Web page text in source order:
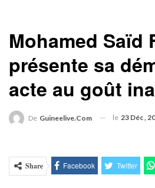
Mohamed Saïd
présente sa
acte au goût
De Guineelive.com le 23 Déc ,
Share Facebook Twitter